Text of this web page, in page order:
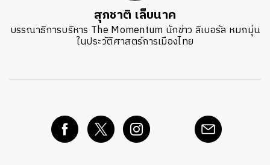
สุภชาติ เล็บนาค
บรรณาธิการบริหาร The Momentum นักข่าว ลิเบอรัล หมกมุ่น
ในประวัติศาสตร์การเมืองไทย